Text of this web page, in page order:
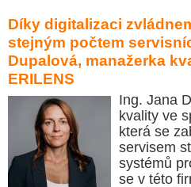
Díky digitalizaci
stejným počtem
Dupalová, manažerka
ERILENS
Ing. Jana
kvality ve
která se
servisem
systémů
se v této